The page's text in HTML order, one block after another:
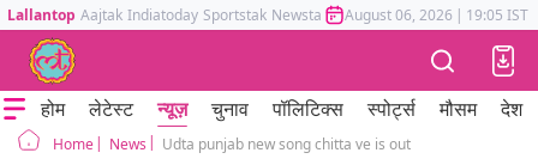
Lallantop Aajtak Indiatoday Sportstak Newstak Mumbai Tak Astrotak
August 06, 2026 | 19:05 IST
होम लेटेस्ट न्यूज़ चुनाव पॉलिटिक्स स्पोर्ट्स मौसम देश
Home News Udta punjab new song chitta ve is out